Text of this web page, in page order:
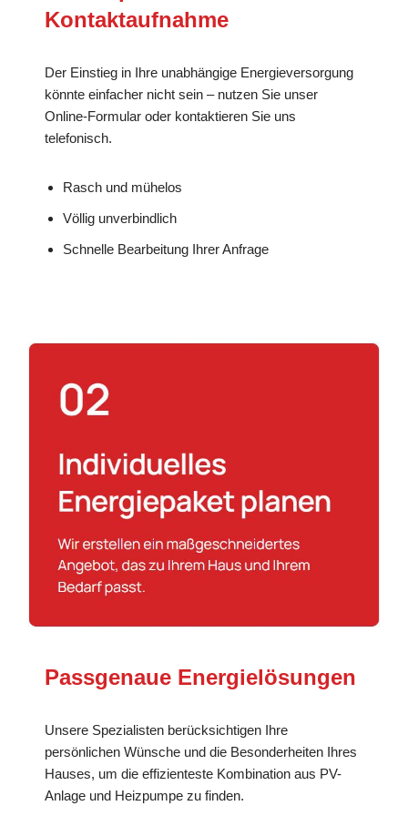
Kontaktaufnahme
Der Einstieg in Ihre unabhängige Energieversorgung
könnte einfacher nicht sein – nutzen Sie unser
Online-Formular oder kontaktieren Sie uns
telefonisch.
Rasch und mühelos
Völlig unverbindlich
Schnelle Bearbeitung Ihrer Anfrage
Passgenaue Energielösungen
Unsere Spezialisten berücksichtigen Ihre
persönlichen Wünsche und die Besonderheiten Ihres
Hauses, um die effizienteste Kombination aus PV-
Anlage und Heizpumpe zu finden.